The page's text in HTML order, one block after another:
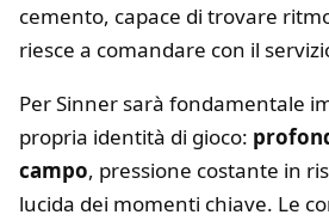
cemento, capace di trovare
riesce a comandare con il
Per Sinner sarà fondamentale
propria identità di gioco:
campo, pressione costante in
lucida dei momenti chiave. Le